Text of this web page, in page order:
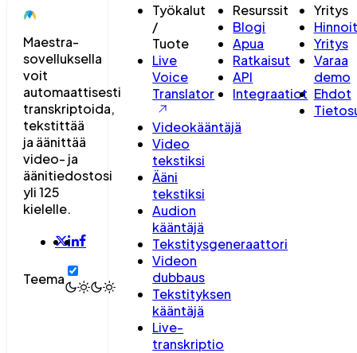
Maestra-
sovelluksella
voit
automaattisesti
transkriptoida,
tekstittää
ja äänittää
video- ja
äänitiedostosi
yli 125
kielelle.
Teema
Työkalut
/
Tuote
Live
Voice
Translator
Videokääntäjä
Video
tekstiksi
Ääni
tekstiksi
Audion
kääntäjä
Tekstitysgeneraattori
Videon
dubbaus
Tekstityksen
kääntäjä
Live-
transkriptio
Resurssit
Blogi
Apua
Ratkaisut
API
Integraatiot
Yritys
Yritys
Varaa
demo
Ehdot